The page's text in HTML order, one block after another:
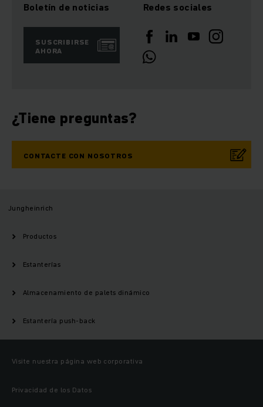
Boletín de noticias
SUSCRIBIRSE
AHORA
Redes sociales
¿Tiene preguntas?
CONTACTE CON NOSOTROS
Jungheinrich
Productos
Estanterías
Almacenamiento de palets dinámico
Estantería push-back
Visite nuestra página web corporativa
Privacidad de los Datos